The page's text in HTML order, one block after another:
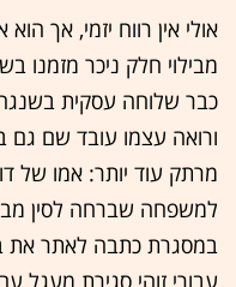
אולי אין רווח יזמי, אך
מבילוי חלק ניכר מזמנו
כבר שלוחה עסקית
ורואה עצמו עובד שם גם
למשפחה שברחה לסין
במסגרת כתבה לאתר את